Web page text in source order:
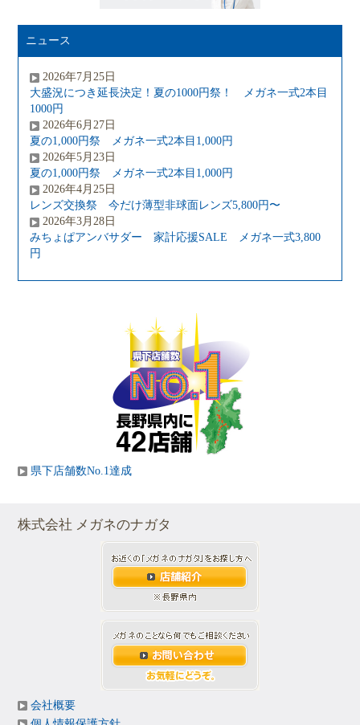
ニュース
2026年7月25日
大盛況につき延長決定！夏の1000円祭！ メガネ一式2本目
1000円
2026年6月27日
夏の1,000円祭 メガネ一式2本目1,000円
2026年5月23日
夏の1,000円祭 メガネ一式2本目1,000円
2026年4月25日
レンズ交換祭 今だけ薄型非球面レンズ5,800円〜
2026年3月28日
みちょぱアンバサダー 家計応援SALE メガネ一式3,800
円
県下店舗数No.1達成
株式会社 メガネのナガタ
会社概要